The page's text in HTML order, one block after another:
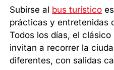
Subirse al bus turístico
prácticas y entretenidas
Todos los días, el
invitan a recorrer la
diferentes, con salidas